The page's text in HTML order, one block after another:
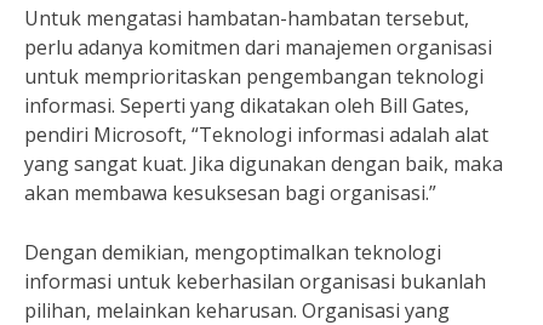
Untuk mengatasi hambatan-hambatan tersebut,
perlu adanya komitmen dari manajemen organisasi
untuk memprioritaskan pengembangan teknologi
informasi. Seperti yang dikatakan oleh Bill Gates,
pendiri Microsoft, “Teknologi informasi adalah alat
yang sangat kuat. Jika digunakan dengan baik, maka
akan membawa kesuksesan bagi organisasi.”
Dengan demikian, mengoptimalkan teknologi
informasi untuk keberhasilan organisasi bukanlah
pilihan, melainkan keharusan. Organisasi yang